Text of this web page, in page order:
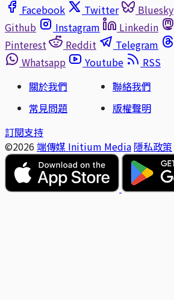
Facebook
Twitter Bluesky
Github
Instagram Linkedin
Pinterest
Reddit Telegram
Whatsapp
Youtube
RSS
關於我們
聯絡我們
常見問題
版權聲明
訂閱支持
©2026 端傳媒 Initium Media 隱私政策